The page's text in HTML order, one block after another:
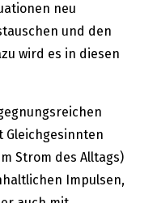
neu
und den
wird es in diesen
Gleichgesinnten
Strom des Alltags)
Impulsen,